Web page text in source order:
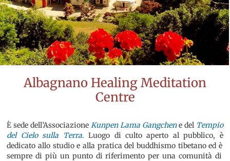
Albagnano Healing Meditation
Centre
È sede dell’Associazione Kunpen Lama Gangchene del Tempio
del Cielo sulla Terra. Luogo di culto aperto al pubblico, è
dedicato allo studio e alla pratica del buddhismo tibetano ed è
sempre di più un punto di riferimento per una comunità di